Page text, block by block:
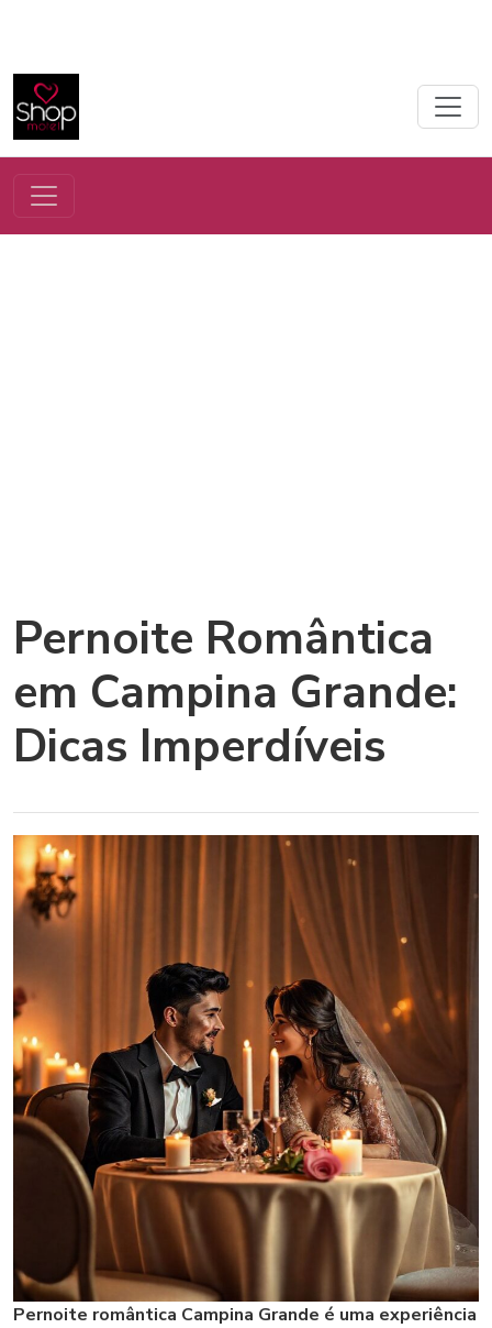
Pernoite Romântica
em Campina Grande:
Dicas Imperdíveis
Pernoite romântica Campina Grande é uma experiência